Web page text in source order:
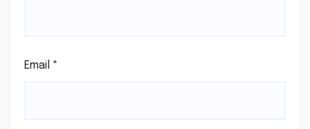
Email *